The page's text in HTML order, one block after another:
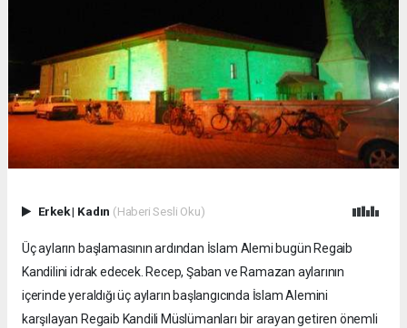
Erkek| Kadın (Haberi Sesli Oku)
Üç ayların başlamasının ardından İslam Alemi bugün Regaib
Kandilini idrak edecek. Recep, Şaban ve Ramazan aylarının
içerinde yeraldığı üç ayların başlangıcında İslam Alemini
karşılayan Regaib Kandili Müslümanları bir arayan getiren önemli